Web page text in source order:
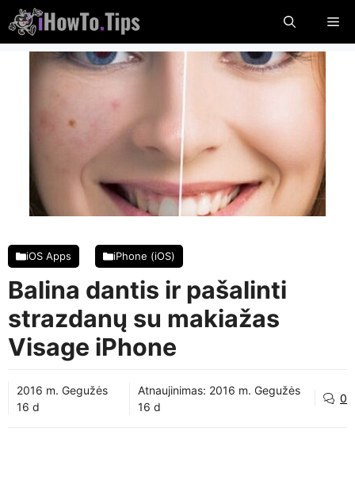
Pereiti
prie
turinio
iOS Apps iPhone (iOS)
Balina dantis ir pašalinti
strazdanų su makiažas
Visage iPhone
2016 m. Gegužės
16 d
Atnaujinimas: 2016 m. Gegužės
16 d
0